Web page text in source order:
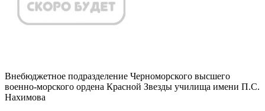
Внебюджетное подразделение Черноморского высшего
военно-морского ордена Красной Звезды училища имени П.С.
Нахимова